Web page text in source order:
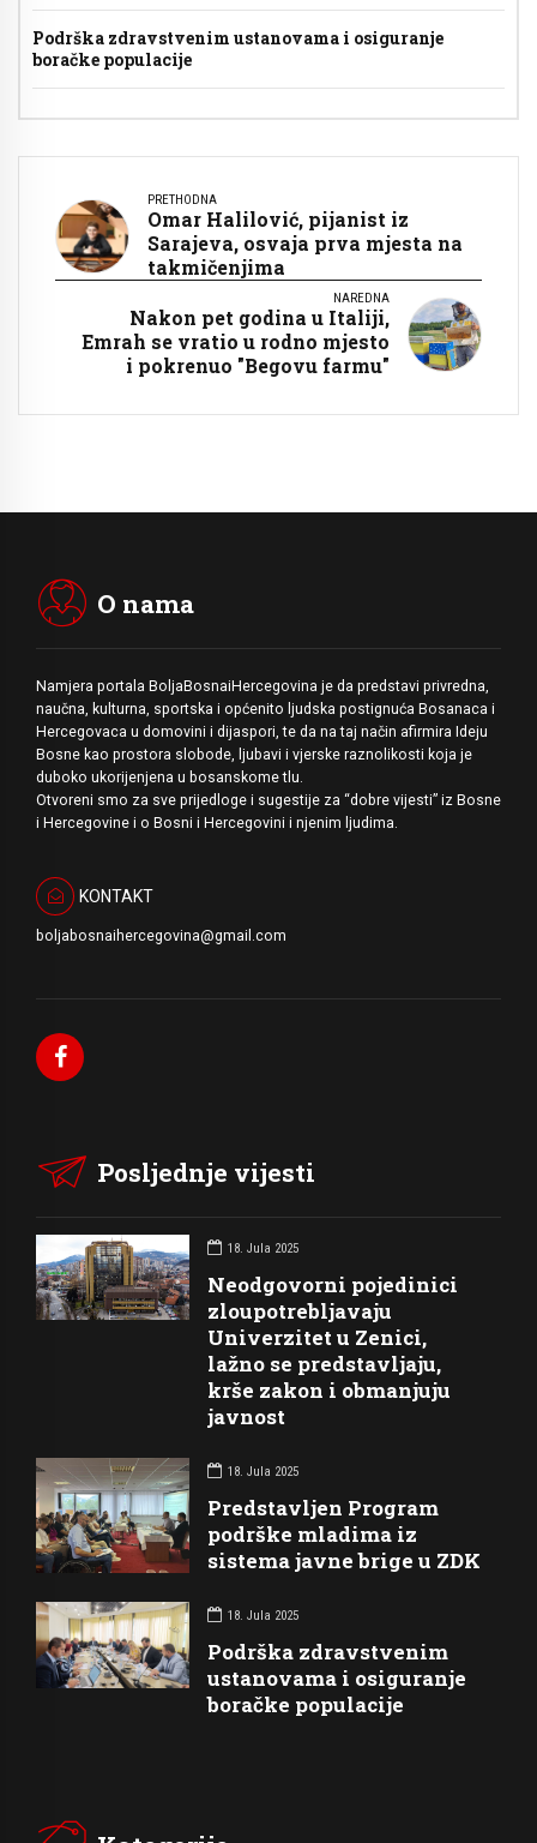
Podrška zdravstvenim ustanovama i osiguranje
boračke populacije
PRETHODNA
Omar Halilović, pijanist iz
Sarajeva, osvaja prva mjesta na
takmičenjima
NAREDNA
Nakon pet godina u Italiji,
Emrah se vratio u rodno mjesto
i pokrenuo "Begovu farmu"
O nama
Namjera portala BoljaBosnaiHercegovina je da predstavi privredna,
naučna, kulturna, sportska i općenito ljudska postignuća Bosanaca i
Hercegovaca u domovini i dijaspori, te da na taj način afirmira Ideju
Bosne kao prostora slobode, ljubavi i vjerske raznolikosti koja je
duboko ukorijenjena u bosanskome tlu.
Otvoreni smo za sve prijedloge i sugestije za “dobre vijesti” iz Bosne
i Hercegovine i o Bosni i Hercegovini i njenim ljudima.
KONTAKT
boljabosnaihercegovina@gmail.com
Posljednje vijesti
18. Jula 2025
Neodgovorni pojedinici
zloupotrebljavaju
Univerzitet u Zenici,
lažno se predstavljaju,
krše zakon i obmanjuju
javnost
18. Jula 2025
Predstavljen Program
podrške mladima iz
sistema javne brige u ZDK
18. Jula 2025
Podrška zdravstvenim
ustanovama i osiguranje
boračke populacije